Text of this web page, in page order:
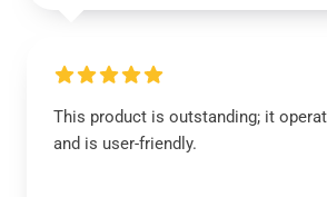
This product is outstanding; it
and is user-friendly.